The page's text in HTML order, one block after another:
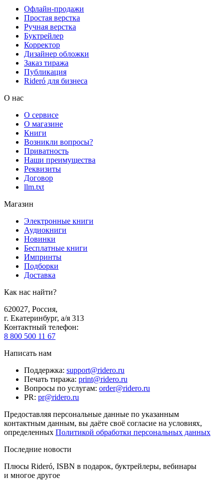
Офлайн-продажи
Простая верстка
Ручная верстка
Буктрейлер
Корректор
Дизайнер обложки
Заказ тиража
Публикация
Rideró для бизнеса
О нас
О сервисе
О магазине
Книги
Возникли вопросы?
Приватность
Наши преимущества
Реквизиты
Договор
llm.txt
Магазин
Электронные книги
Аудиокниги
Новинки
Бесплатные книги
Импринты
Подборки
Доставка
Как нас найти?
620027, Россия,
г. Екатеринбург, а/я 313
Контактный телефон:
8 800 500 11 67
Написать нам
Поддержка: support@ridero.ru
Печать тиража: print@ridero.ru
Вопросы по услугам: order@ridero.ru
PR: pr@ridero.ru
Предоставляя персональные данные по указанным
контактным данным, вы даёте своё согласие на условиях,
определенных Политикой обработки персональных данных
Последние новости
Плюсы Rideró, ISBN в подарок, буктрейлеры, вебинары
и многое другое